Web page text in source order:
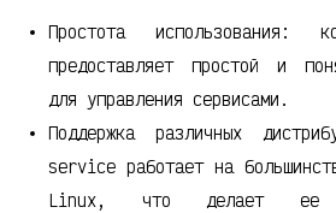
Простота использования:
предоставляет простой и
для управления сервисами.
Поддержка различных
service работает на
Linux, что делает ее